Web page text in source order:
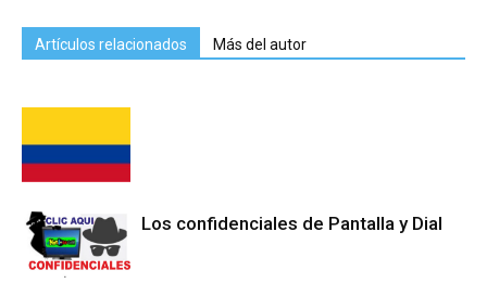
Artículos relacionados Más del autor
Los confidenciales de Pantalla y Dial